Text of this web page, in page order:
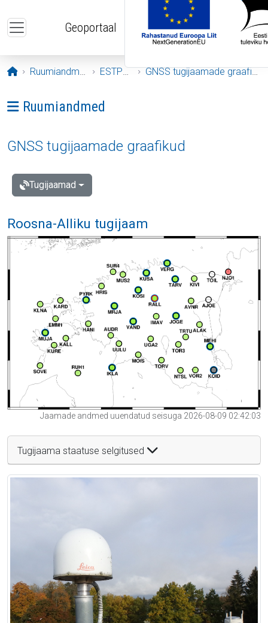
Geoportaal
Avaleht
Ruumiandmed ESTPOS GNSS tugijaamade graafikud
Ava menüü: Ruumiandmed
Ruumiandmed
GNSS tugijaamade graafikud
Tugijaamad
Roosna-Alliku tugijaam
Jaamade andmed uuendatud seisuga 2026-08-09 02:42:03
Tugijaama staatuse selgitused